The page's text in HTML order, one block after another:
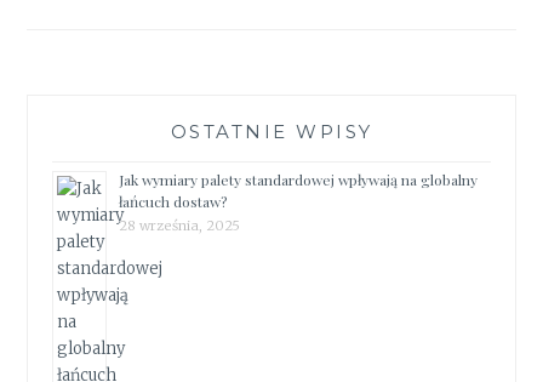
OSTATNIE WPISY
Jak wymiary palety standardowej wpływają na globalny
łańcuch dostaw?
28 września, 2025